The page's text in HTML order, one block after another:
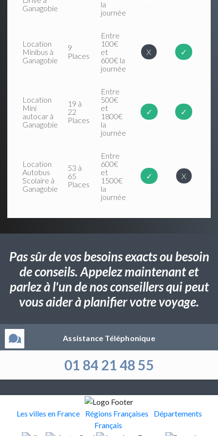
Ganagobie
la
journée
Location
Minibus à
Ganagobie
9
Places
Entre
100€
et
600€ la
journée
X ✓
Location
Mini
autocar à
Ganagobie
19 à
22
Places
Entre
500€
et
1800€
la
journée
✓ ✓
Location
Autobus
Scolaire à
Ganagobie
53 à
65
Places
Entre
600€
et
1500€
la
journée
✓ X
Pas sûr de vos besoins exacts ou besoin
de conseils. Appelez maintenant et
parlez à l'un de nos conseillers qui peut
vous aider à planifier votre voyage.
Assistance Téléphonique
01 84 21 48 55
Les villes en France Régions Françaises
Départements
Français